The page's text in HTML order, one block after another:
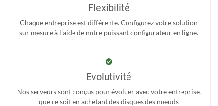
Flexibilité
Chaque entreprise est différente. Configurez votre solution
sur mesure à l'aide de notre puissant configurateur en ligne.
Evolutivité
Nos serveurs sont conçus pour évoluer avec votre entreprise,
que ce soit en achetant des disques des noeuds